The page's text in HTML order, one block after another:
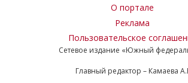
О портале
Реклама
Пользовательское
Сетевое издание «Южный
Главный редактор – Камаева